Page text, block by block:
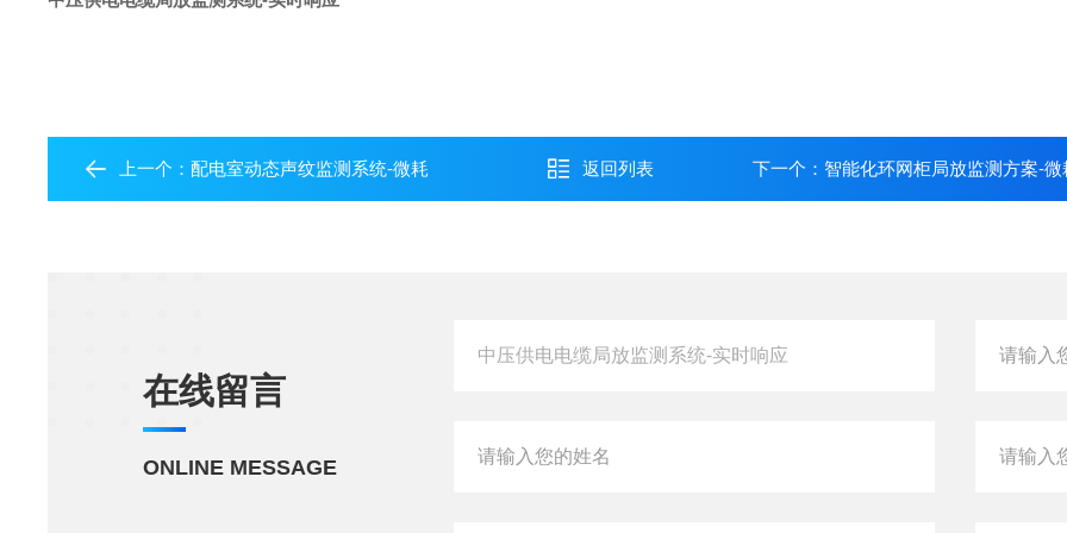
上一个：配电室动态声纹监测系统-微耗 返回列表 下一个： 智能化环网柜局放监测方案-微
在线留言
ONLINE MESSAGE